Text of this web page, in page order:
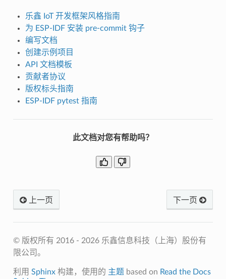
乐鑫 IoT 开发框架风格指南
为 ESP-IDF 安装 pre-commit 钩子
编写文档
创建示例项目
API 文档模板
贡献者协议
版权标头指南
ESP-IDF pytest 指南
此文档对您有帮助吗？
上一页 下一页
© 版权所有 2016 - 2026 乐鑫信息科技（上海）股份有
限公司。
利用 Sphinx构建，使用的 主题 based on Read the Docs